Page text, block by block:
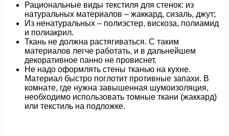
Рациональные виды текстиля для стенок: из
натуральных материалов – жаккард, сизаль, джут;
Из ненатуральных – полиэстер, вискоза, полиамид
и полиакрил.
Ткань не должна растягиваться. С таким
материалов легче работать, и в дальнейшем
декоративное панно не провиснет.
Не надо оформлять стены тканью на кухне.
Материал быстро поглотит противные запахи. В
комнате, где нужна завышенная шумоизоляция,
необходимо использовать томные ткани (жаккард)
или текстиль на подложке.